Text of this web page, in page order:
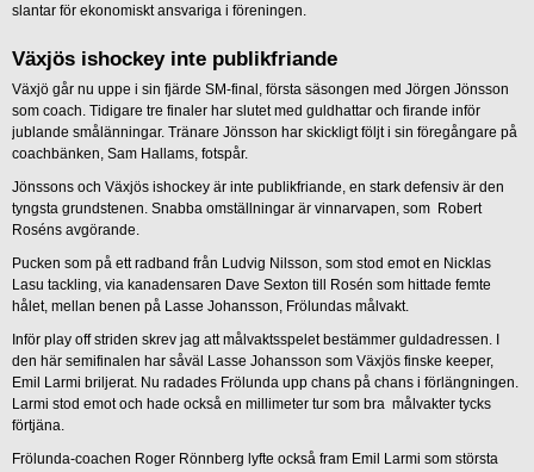
slantar för ekonomiskt ansvariga i föreningen.
Växjös ishockey inte publikfriande
Växjö går nu uppe i sin fjärde SM-final, första säsongen med Jörgen Jönsson
som coach. Tidigare tre finaler har slutet med guldhattar och firande inför
jublande smålänningar. Tränare Jönsson har skickligt följt i sin föregångare på
coachbänken, Sam Hallams, fotspår.
Jönssons och Växjös ishockey är inte publikfriande, en stark defensiv är den
tyngsta grundstenen. Snabba omställningar är vinnarvapen, som Robert
Roséns avgörande.
Pucken som på ett radband från Ludvig Nilsson, som stod emot en Nicklas
Lasu tackling, via kanadensaren Dave Sexton till Rosén som hittade femte
hålet, mellan benen på Lasse Johansson, Frölundas målvakt.
Inför play off striden skrev jag att målvaktsspelet bestämmer guldadressen. I
den här semifinalen har såväl Lasse Johansson som Växjös finske keeper,
Emil Larmi briljerat. Nu radades Frölunda upp chans på chans i förlängningen.
Larmi stod emot och hade också en millimeter tur som bra målvakter tycks
förtjäna.
Frölunda-coachen Roger Rönnberg lyfte också fram Emil Larmi som största